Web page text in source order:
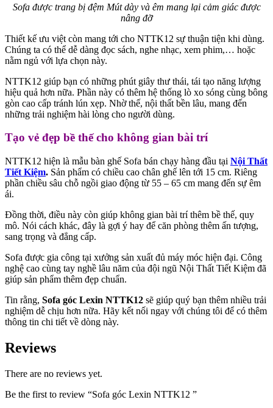
Sofa được trang bị đệm Mút dày và êm mang lại cảm giác được
nâng đỡ
Thiết kế ưu việt còn mang tới cho NTTK12 sự thuận tiện khi dùng.
Chúng ta có thể dễ dàng đọc sách, nghe nhạc, xem phim,… hoặc
nằm ngủ với lựa chọn này.
NTTK12 giúp bạn có những phút giây thư thái, tái tạo năng lượng
hiệu quả hơn nữa. Phần này có thêm hệ thống lò xo sóng cùng bông
gòn cao cấp tránh lún xẹp. Nhờ thế, nội thất bền lâu, mang đến
những trải nghiệm hài lòng cho người dùng.
Tạo vẻ đẹp bề thế cho không gian bài trí
NTTK12 hiện là mẫu bàn ghế Sofa bán chạy hàng đầu tại Nội Thất
Tiết Kiệm. Sản phẩm có chiều cao chân ghế lên tới 15 cm. Riêng
phần chiều sâu chỗ ngồi giao động từ 55 – 65 cm mang đến sự êm
ái.
Đồng thời, điều này còn giúp không gian bài trí thêm bề thế, quy
mô. Nói cách khác, đây là gợi ý hay để căn phòng thêm ấn tượng,
sang trọng và đẳng cấp.
Sofa được gia công tại xưởng sản xuất đủ máy móc hiện đại. Công
nghệ cao cùng tay nghề lâu năm của đội ngũ Nội Thất Tiết Kiệm đã
giúp sản phẩm thêm đẹp chuẩn.
Tin rằng, Sofa góc Lexin NTTK12 sẽ giúp quý bạn thêm nhiều trải
nghiệm dễ chịu hơn nữa. Hãy kết nối ngay với chúng tôi để có thêm
thông tin chi tiết về dòng này.
Reviews
There are no reviews yet.
Be the first to review “Sofa góc Lexin NTTK12 ”